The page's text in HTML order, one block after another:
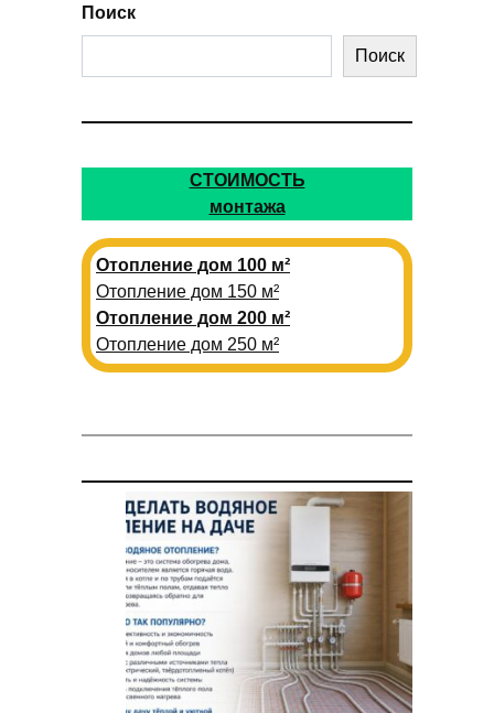
Поиск
Поиск
СТОИМОСТЬ
монтажа
Отопление дом 100 м²
Отопление дом 150 м²
Отопление дом 200 м²
Отопление дом 250 м²